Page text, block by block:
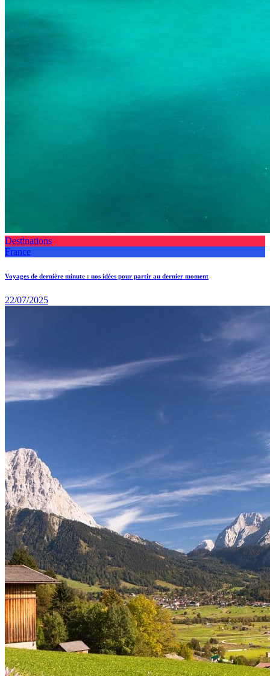
Destinations
France
Voyages de dernière minute : nos idées pour partir au dernier moment
22/07/2025